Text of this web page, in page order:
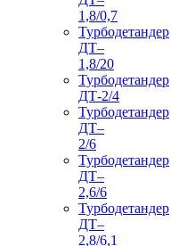
1,8/0,7
Турбодетандер
ДТ–
1,8/20
Турбодетандер
ДТ-2/4
Турбодетандер
ДТ–
2/6
Турбодетандер
ДТ–
2,6/6
Турбодетандер
ДТ–
2,8/6,1